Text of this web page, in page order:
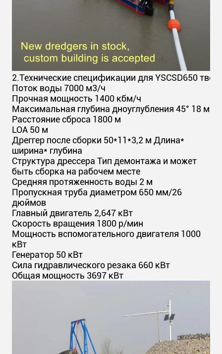
2.Технические спецификации для YSCSD650
Поток воды 7000 м3/ч
Прочная мощность 1400 кбм/ч
Максимальная глубина дноуглубления 45° 18 м
Расстояние сброса 1800 м
LOA 50 м
Дреггер после сборки 50*11*3,2 м Длина*
ширина* глубина
Структура дрессера Тип демонтажа и может
быть сборка на рабочем месте
Средняя протяженность воды 2 м
Пропускная труба диаметром 650 мм/26
дюймов
Главный двигатель 2,647 кВт
Скорость вращения 1800 р/мин
Мощность вспомогательного двигателя 1000
кВт
Генератор 50 кВт
Сила гидравлического резака 660 кВт
Общая мощность 3697 кВт